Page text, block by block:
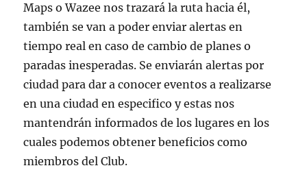
Maps o Wazee nos trazará la ruta hacia él,
también se van a poder enviar alertas en
tiempo real en caso de cambio de planes o
paradas inesperadas. Se enviarán alertas por
ciudad para dar a conocer eventos a realizarse
en una ciudad en especifico y estas nos
mantendrán informados de los lugares en los
cuales podemos obtener beneficios como
miembros del Club.